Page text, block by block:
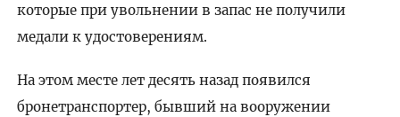
которые при увольнении в запас не получили
медали к удостоверениям.
На этом месте лет десять назад появился
бронетранспортер, бывший на вооружении